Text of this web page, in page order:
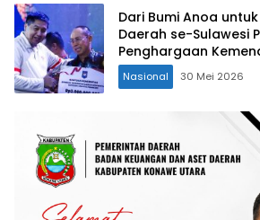
Dari Bumi Anoa
Daerah se-Sulawesi
Penghargaan
Kategori Ke-II
Nasional 30 Mei 2026